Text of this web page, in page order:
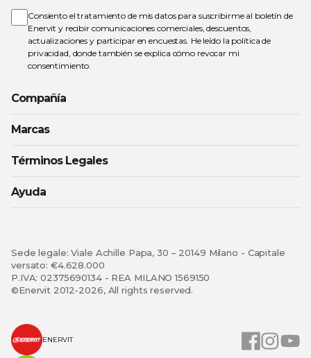
de
noticias:
Consiento el tratamiento de mis datos para suscribirme al boletín de
Enervit y recibir comunicaciones comerciales, descuentos,
actualizaciones y participar en encuestas. He leído la política de
privacidad, donde también se explica cómo revocar mi
consentimiento.
Compañía
Marcas
Términos Legales
Ayuda
Sede legale: Viale Achille Papa, 30 – 20149 Milano - Capitale
versato: €4.628.000
P.IVA: 02375690134 - REA MILANO 1569150
©Enervit 2012-2026, All rights reserved.
ENERVIT